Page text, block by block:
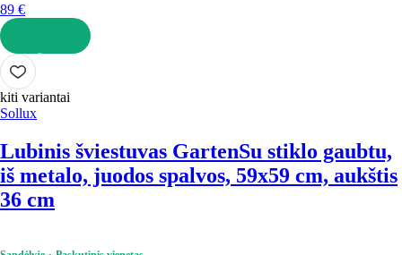
89 €
Į KREPŠELĮ
kiti variantai
Sollux
Lubinis šviestuvas GartenSu stiklo gaubtu,
iš metalo, juodos spalvos, 59x59 cm, aukštis
36 cm